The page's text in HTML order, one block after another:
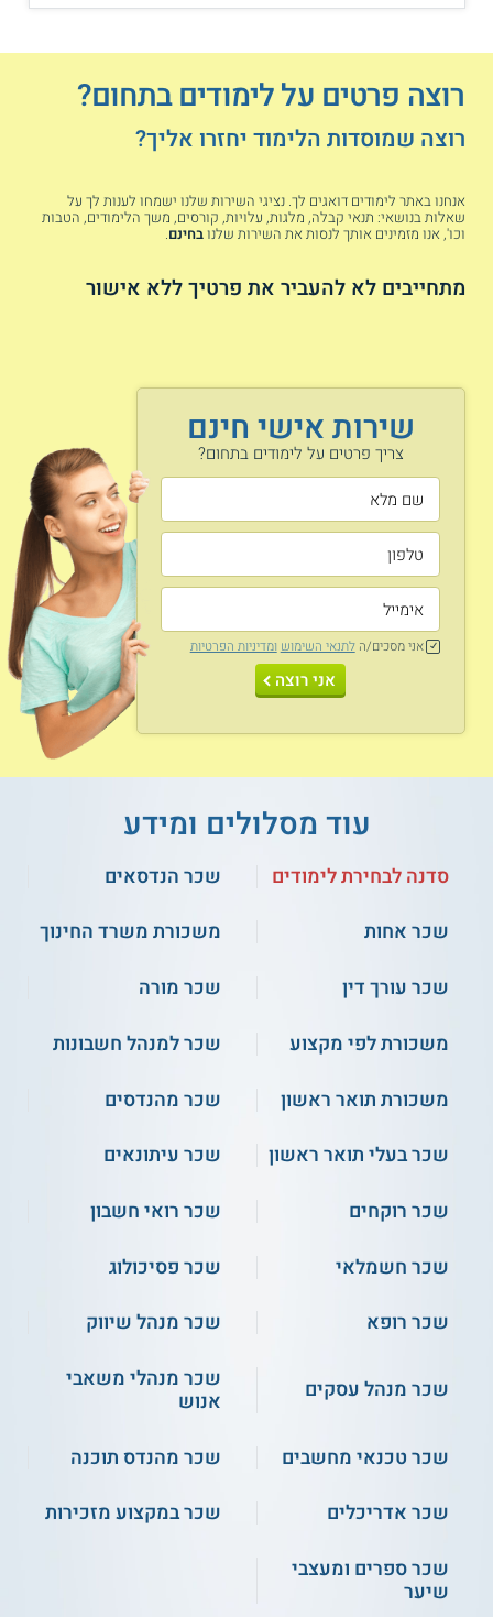
שירות אישי חינם
צריך פרטים על לימודים בתחום?
אני מסכים/הלתנאי השימוש ומדיניות הפרטיות
אני רוצה
רוצה פרטים על לימודים בתחום?
רוצה שמוסדות הלימוד יחזרו אליך?
אנחנו באתר לימודים דואגים לך. נציגי השירות שלנו ישמחו לענות לך על
שאלות בנושאי: תנאי קבלה, מלגות, עלויות, קורסים, משך הלימודים, הטבות
וכו', אנו מזמינים אותך לנסות את השירות שלנובחינם.
מתחייבים לא להעביר את פרטיך ללא אישור
עוד מסלולים ומידע
סדנה לבחירת לימודים
שכר הנדסאים
שכר אחות
משכורת משרד החינוך
שכר עורך דין
שכר מורה
משכורת לפי מקצוע
שכר למנהל חשבונות
משכורת תואר ראשון
שכר מהנדסים
שכר בעלי תואר ראשון
שכר עיתונאים
שכר רוקחים
שכר רואי חשבון
שכר חשמלאי
שכר פסיכולוג
שכר רופא
שכר מנהל שיווק
שכר מנהל עסקים
שכר מנהלי משאבי
אנוש
שכר טכנאי מחשבים
שכר מהנדס תוכנה
שכר אדריכלים
שכר במקצוע מזכירות
שכר ספרים ומעצבי
שיער